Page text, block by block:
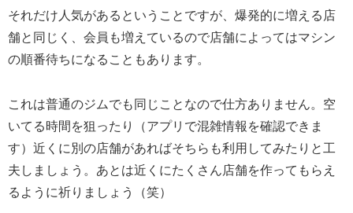
それだけ人気があるということですが、爆発的に増える店
舗と同じく、会員も増えているので店舗によってはマシン
の順番待ちになることもあります。
これは普通のジムでも同じことなので仕方ありません。空
いてる時間を狙ったり（アプリで混雑情報を確認できま
す）近くに別の店舗があればそちらも利用してみたりと工
夫しましょう。あとは近くにたくさん店舗を作ってもらえ
るように祈りましょう（笑）